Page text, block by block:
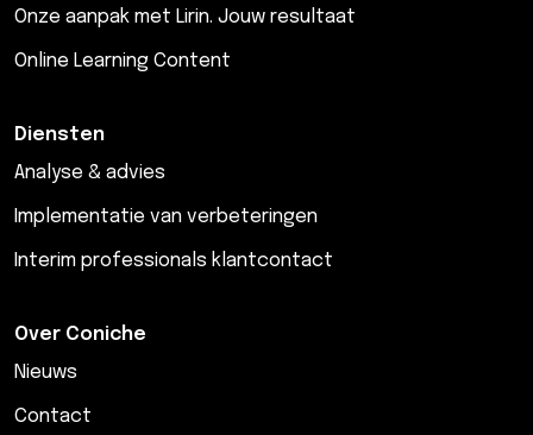
Onze aanpak met Lirin. Jouw resultaat
Online Learning Content
Diensten
Analyse & advies
Implementatie van verbeteringen
Interim professionals klantcontact
Over Coniche
Nieuws
Contact